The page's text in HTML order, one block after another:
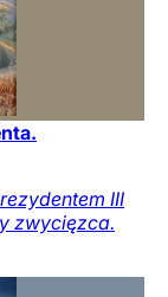
III
zwycięzca.